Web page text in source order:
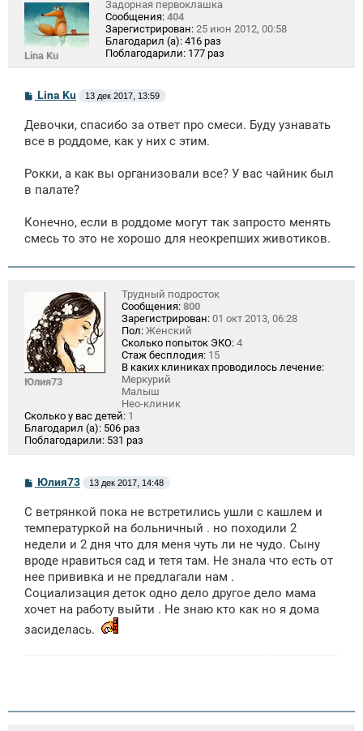
Lina Ku
Задорная первоклашка
Сообщения: 404
Зарегистрирован: 25 июн 2012, 00:58
Благодарил (а): 416 раз
Поблагодарили: 177 раз
С
б
щ
и
Lina Ku 13 дек 2017, 13:59
Девочки, спасибо за ответ про смеси. Буду узнавать
все в роддоме, как у них с этим.
Рокки, а как вы организовали все? У вас чайник был
в палате?
Конечно, если в роддоме могут так запросто менять
смесь то это не хорошо для неокрепших животиков.
Юлия73
Трудный подросток
Сообщения: 800
Зарегистрирован: 01 окт 2013, 06:28
Пол: Женский
Сколько попыток ЭКО: 4
Стаж бесплодия: 15
В каких клиниках проводилось лечение:
Меркурий
Малыш
Нео-клиник
Сколько у вас детей: 1
Благодарил (а): 506 раз
Поблагодарили: 531 раз
С
б
щ
н
и
Юлия73 13 дек 2017, 14:48
С ветрянкой пока не встретились ушли с кашлем и
температуркой на больничный . но походили 2
недели и 2 дня что для меня чуть ли не чудо. Сыну
вроде нравиться сад и тетя там. Не знала что есть от
нее прививка и не предлагали нам .
Социализация деток одно дело другое дело мама
хочет на работу выйти . Не знаю кто как но я дома
засиделась.